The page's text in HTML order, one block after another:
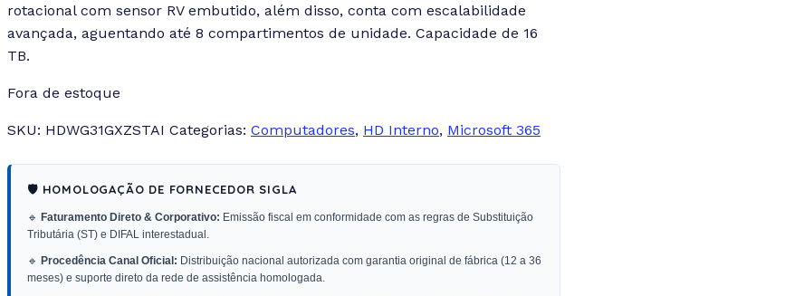
rotacional com sensor RV embutido, além disso, conta com escalabilidade
avançada, aguentando até 8 compartimentos de unidade. Capacidade de 16
TB.
Fora de estoque
SKU: HDWG31GXZSTAI Categorias: Computadores, HD Interno, Microsoft 365
🛡️ HOMOLOGAÇÃO DE FORNECEDOR SIGLA
🔹 Faturamento Direto & Corporativo: Emissão fiscal em conformidade com as regras de Substituição
Tributária (ST) e DIFAL interestadual.
🔹 Procedência Canal Oficial: Distribuição nacional autorizada com garantia original de fábrica (12 a 36
meses) e suporte direto da rede de assistência homologada.